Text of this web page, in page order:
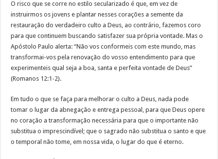
O risco que se corre no estilo secularizado é que, em vez de
instruirmos os jovens e plantar nesses corações a semente da
restauração do verdadeiro culto a Deus, ao contrário, fazemos coro
para que continuem buscando satisfazer sua própria vontade. Mas o
Apóstolo Paulo alerta: “Não vos conformeis com este mundo, mas
transformai-vos pela renovação do vosso entendimento para que
experimenteis qual seja a boa, santa e perfeita vontade de Deus”
(Romanos 12:1-2).
Em tudo o que se faça para melhorar o culto a Deus, nada pode
tomar o lugar da abnegação e entrega pessoal, para que Deus opere
no coração a transformação necessária para que o importante não
substitua o imprescindível; que o sagrado não substitua o santo e que
o temporal não tome, em nossa vida, o lugar do que é eterno.